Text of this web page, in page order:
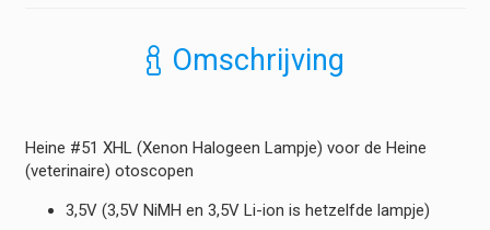
Omschrijving
Heine #51 XHL (Xenon Halogeen Lampje) voor de Heine
(veterinaire) otoscopen
3,5V (3,5V NiMH en 3,5V Li-ion is hetzelfde lampje)